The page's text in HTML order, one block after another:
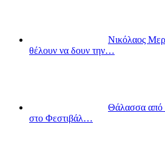
Νικόλαος
θέλουν να δουν την…
Θάλασσα από
στο Φεστιβάλ…